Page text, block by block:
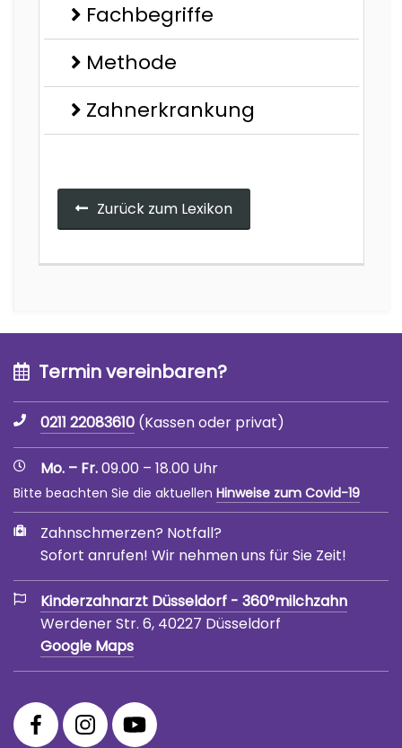
Fachbegriffe
Methode
Zahnerkrankung
Zurück zum Lexikon
Termin vereinbaren?
0211 22083610 (Kassen oder privat)
Mo. – Fr.09.00 – 18.00 Uhr
Bitte beachten Sie die aktuellen Hinweise zum Covid-19
Zahnschmerzen? Notfall?
Sofort anrufen! Wir nehmen uns für Sie Zeit!
Kinderzahnarzt Düsseldorf - 360°milchzahn
Werdener Str. 6, 40227 Düsseldorf
Google Maps
360°
Facebook
360°
Instagram
360°
YouTube